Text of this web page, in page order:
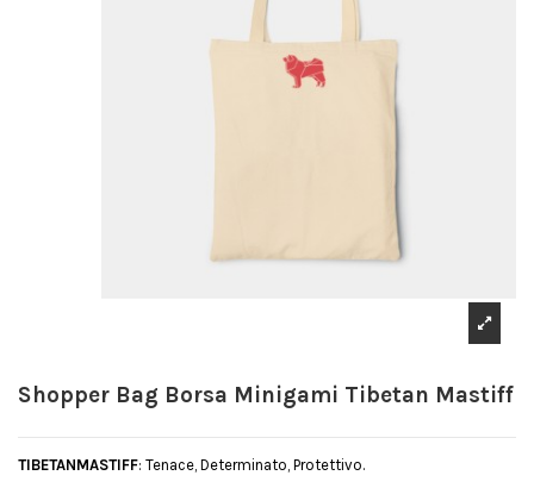
Shopper Bag Borsa Minigami Tibetan Mastiff
TIBETANMASTIFF: Tenace, Determinato, Protettivo.